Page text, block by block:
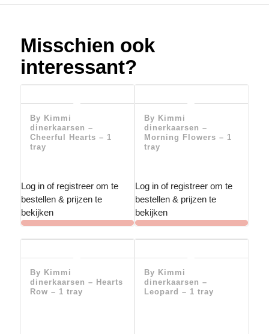
Misschien ook
interessant?
By Kimmi
dinerkaarsen –
Cheerful Hearts – 1
tray
Log in of registreer om te
bestellen & prijzen te
bekijken
By Kimmi
dinerkaarsen –
Morning Flowers – 1
tray
Log in of registreer om te
bestellen & prijzen te
bekijken
By Kimmi
dinerkaarsen – Hearts
Row – 1 tray
By Kimmi
dinerkaarsen –
Leopard – 1 tray